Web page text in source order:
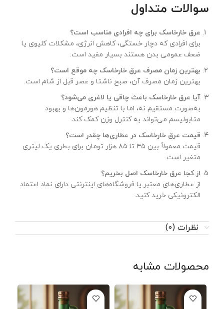
سوالات متداول
عرق خارخاسک برای چه افرادی مناسب است؟
برای افرادی که دچار خستگی، کاهش انرژی، مشکلات کلیوی یا
ضعف عمومی بدن هستند بسیار مفید است.
بهترین زمان مصرف عرق خارخاسک چه موقع است؟
بهترین زمان مصرف آن، صبح ناشتا و عصر قبل از شام است.
آیا عرق خارخاسک باعث چاقی یا لاغری می‌شود؟
به‌صورت مستقیم نه، اما با تنظیم هورمون‌ها و بهبود
متابولیسم می‌تواند به کنترل وزن کمک کند.
قیمت عرق خارخاسک در عطاری‌ها چقدر است؟
قیمت معمولاً بین ۴۵ تا ۸۵ هزار تومان برای بطری یک لیتری
متغیر است.
از کجا عرق خارخاسک اصل بخریم؟
از عطاری‌های معتبر یا فروشگاه‌های اینترنتی دارای نماد اعتماد
الکترونیکی خرید کنید.
نظرات (0)
محصولات مشابه